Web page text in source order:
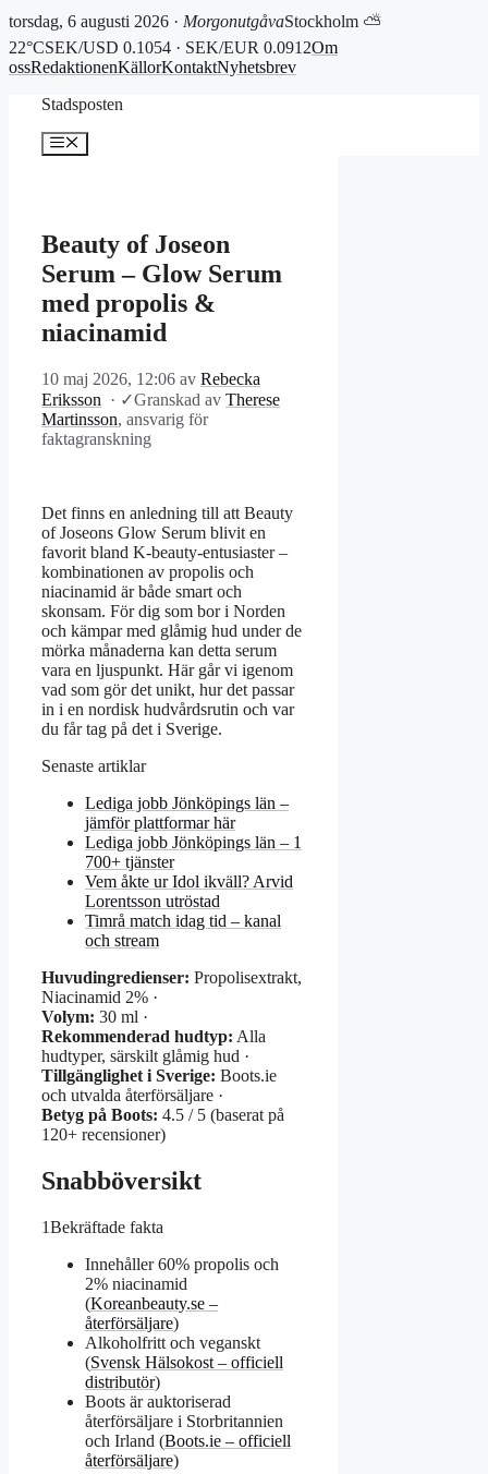
torsdag, 6 augusti 2026 · MorgonutgåvaStockholm ⛅
22°CSEK/USD 0.1054 · SEK/EUR 0.0912Om
ossRedaktionenKällorKontaktNyhetsbrev
Stadsposten
Meny
Beauty of Joseon
Serum – Glow Serum
med propolis &
niacinamid
10 maj 2026, 12:06 av Rebecka
Eriksson
· ✓Granskad av Therese
Martinsson, ansvarig för
faktagranskning
Det finns en anledning till att Beauty
of Joseons Glow Serum blivit en
favorit bland K-beauty-entusiaster –
kombinationen av propolis och
niacinamid är både smart och
skonsam. För dig som bor i Norden
och kämpar med glåmig hud under de
mörka månaderna kan detta serum
vara en ljuspunkt. Här går vi igenom
vad som gör det unikt, hur det passar
in i en nordisk hudvårdsrutin och var
du får tag på det i Sverige.
Senaste artiklar
Lediga jobb Jönköpings län –
jämför plattformar här
Lediga jobb Jönköpings län – 1
700+ tjänster
Vem åkte ur Idol ikväll? Arvid
Lorentsson utröstad
Timrå match idag tid – kanal
och stream
Huvudingredienser: Propolisextrakt,
Niacinamid 2% ·
Volym: 30 ml ·
Rekommenderad hudtyp: Alla
hudtyper, särskilt glåmig hud ·
Tillgänglighet i Sverige: Boots.ie
och utvalda återförsäljare ·
Betyg på Boots: 4.5 / 5 (baserat på
120+ recensioner)
Snabböversikt
1Bekräftade fakta
Innehåller 60% propolis och
2% niacinamid
(Koreanbeauty.se –
återförsäljare)
Alkoholfritt och veganskt
(Svensk Hälsokost – officiell
distributör)
Boots är auktoriserad
återförsäljare i Storbritannien
och Irland (Boots.ie – officiell
återförsäljare)